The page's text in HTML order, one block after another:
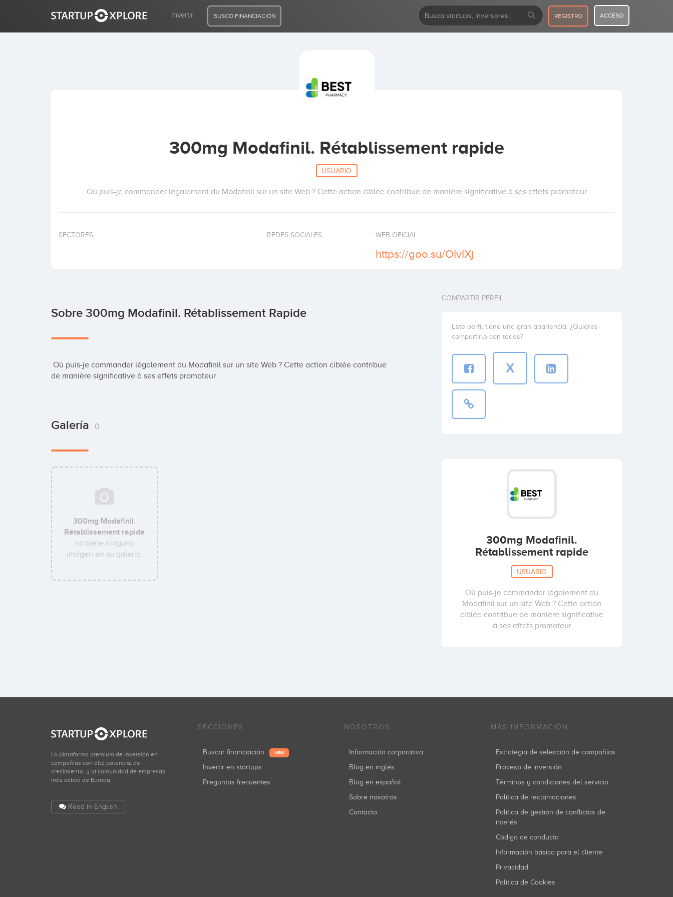
Invertir BUSCO FINANCIACIÓN REGISTRO ACCESO
300mg Modafinil. Rétablissement rapide
USUARIO
Où puis-je commander légalement du Modafinil sur un site Web ? Cette action ciblée contribue de manière significative à ses effets promoteur
SECTORES REDES SOCIALES WEB OFICIAL
https://goo.su/OIvIXj
Sobre 300mg Modafinil. Rétablissement Rapide
de manière significative à ses effets promoteur
Galería 0
300mg Modafinil.
Rétablissement rapide
no tiene ninguna
imágen en su galería.
COMPARTIR PERFIL
Este perfil tiene una gran apariencia. ¿Quieres
compartirlo con todos?
X
300mg Modafinil.
Rétablissement rapide
USUARIO
Où puis-je commander légalement du
Modafinil sur un site Web ? Cette action
ciblée contribue de manière significative
à ses effets promoteur
La plataforma premium de inversión en
compañías con alto potencial de
crecimiento, y la comunidad de empresas
más activa de Europa.
Read in English
SECCIONES
Buscar financiación NEW
Invertir en startups
Preguntas frecuentes
NOSOTROS
Información corporativa
Blog en inglés
Blog en español
Sobre nosotros
Contacto
MÁS INFORMACIÓN
Estrategia de selección de compañías
Proceso de inversión
Términos y condiciones del servicio
Política de reclamaciones
Política de gestión de conflictos de
interés
Código de conducta
Información básica para el cliente
Privacidad
Política de Cookies